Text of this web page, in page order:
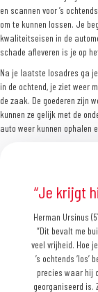
en scannen voor ’s
om te kunnen lossen. Je
kwaliteitseisen in de
schade afleveren is je op
Na je laatste losadres ga
in de ochtend, je ziet weer
de zaak. De goederen zijn
kunnen ze gelijk met de
auto weer kunnen ophalen
Edwin Lagarde
chauffeur op
afwisselend. Van
weinig gezeur
fijne werkgever.
vind ik de
“Je krijgt
Herman Ursinus
“Dit bevalt me
veel vrijheid. Hoe
’s ochtends
precies waar hij
georganiseerd is.
Martin van
Hij rijdt op een
militaire dienst
Het werk vind ik
zijn hard
chauffeur.
Annebeth
opleiding om
het altijd een
familie zit in
Bas Klok (27)
uur tot 02.00 uur.
tip uit mijn
Binnen acht
Edwin Lagarde
chauffeur op
afwisselend. Van
weinig gezeur
fijne werkgever.
vind ik de
Herman Ursinus
“Dit bevalt me
veel vrijheid. Hoe
’s ochtends
precies waar hij
georganiseerd is.